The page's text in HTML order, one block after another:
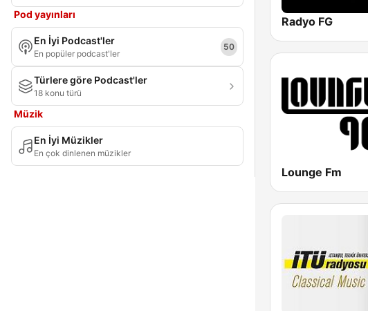
Pod yayınları
En İyi Podcast'ler
En popüler podcast'ler
50
Türlere göre Podcast'ler
18 konu türü
Müzik
En İyi Müzikler
En çok dinlenen müzikler
Radyo FG
Lounge Fm